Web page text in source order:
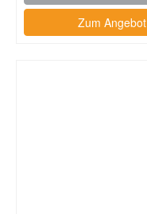
Zum Angebot